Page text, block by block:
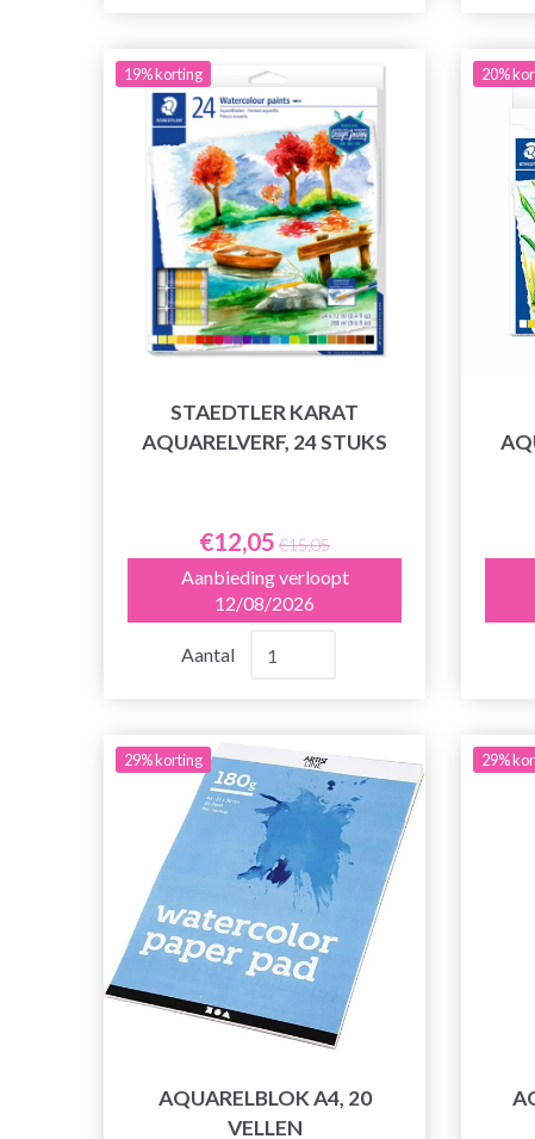
19% korting
STAEDTLER KARAT
AQUARELVERF, 24 STUKS
€12,05 €15,05
Aanbieding verloopt
12/08/2026
Aantal
20%
29% korting
AQUARELBLOK A4, 20
VELLEN
29%